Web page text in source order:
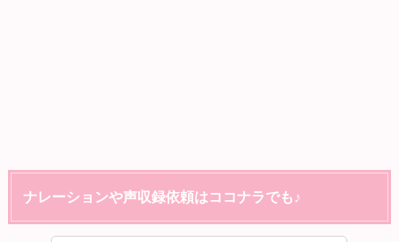
ナレーションや声収録依頼はココナラでも♪